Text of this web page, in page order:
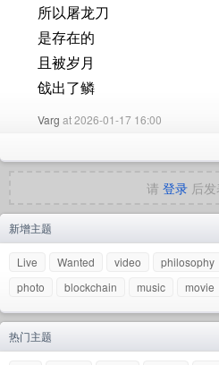
所以屠龙刀
是存在的
且被岁月
戗出了鳞
Varg at 2026-01-17 16:00
请 登录 后
新增主题
Live Wanted video philosophy
photo
blockchain music movie
热门主题